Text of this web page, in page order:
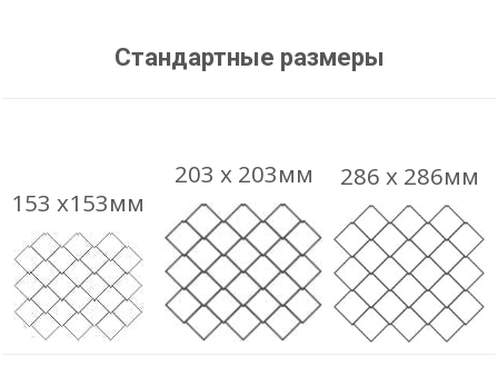
Стандартные размеры
153 х153мм
203 х 203мм 286 х 286мм